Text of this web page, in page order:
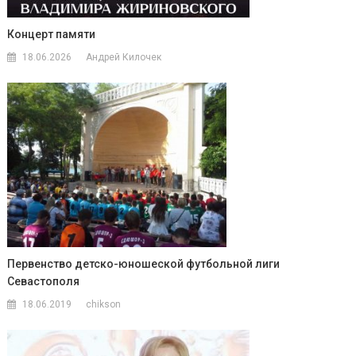
Концерт памяти
18.06.2026 Андрей Килочек
Первенство детско-юношеской футбольной лиги
Севастополя
18.06.2019 chikson